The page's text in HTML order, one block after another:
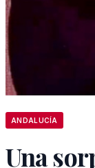
ANDALUCÍA
Una